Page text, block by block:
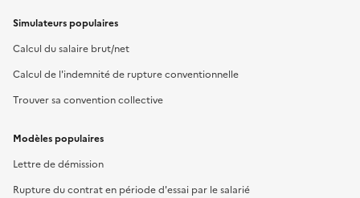
Simulateurs populaires
Calcul du salaire brut/net
Calcul de l'indemnité de rupture conventionnelle
Trouver sa convention collective
Modèles populaires
Lettre de démission
Rupture du contrat en période d'essai par le salarié